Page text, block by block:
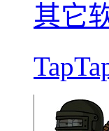
其它